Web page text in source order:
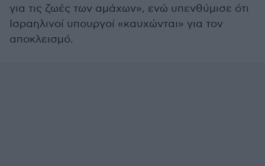
για τις ζωές των αμάχων», ενώ υπενθύμισε ότι
Ισραηλινοί υπουργοί «καυχώνται» για τον
αποκλεισμό.